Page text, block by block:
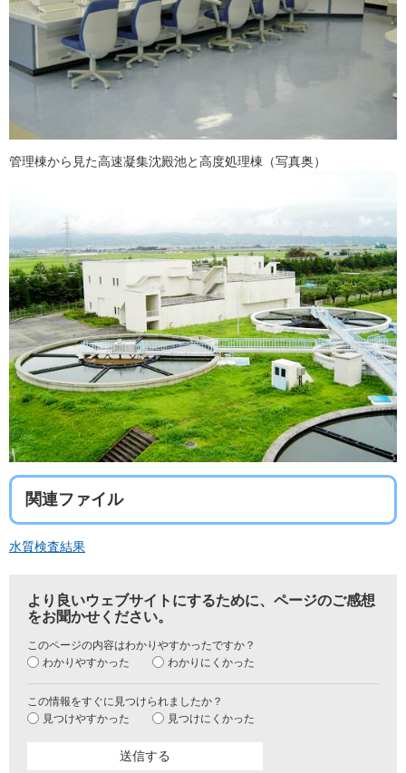
管理棟から見た高速凝集沈殿池と高度処理棟（写真奥）
関連ファイル
水質検査結果
より良いウェブサイトにするために、ページのご感想
をお聞かせください。
このページの内容はわかりやすかったですか？
わかりやすかった
わかりにくかった
この情報をすぐに見つけられましたか？
見つけやすかった
見つけにくかった